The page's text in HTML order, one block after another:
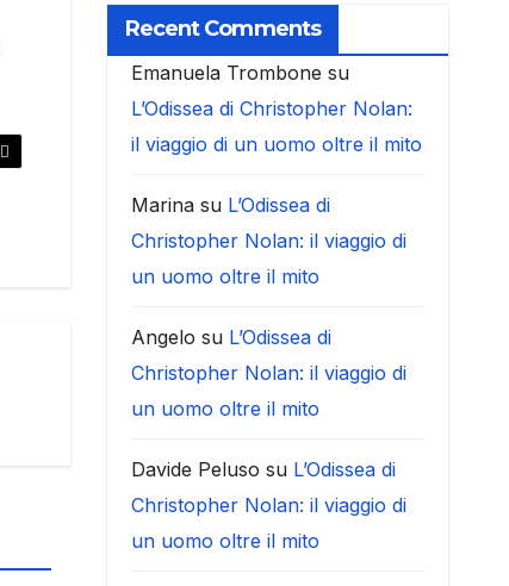
Recent Comments
Emanuela Trombone su
L’Odissea di Christopher Nolan:
il viaggio di un uomo oltre il mito
Marinasu L’Odissea di
Christopher Nolan: il viaggio di
un uomo oltre il mito
Angelo su L’Odissea di
Christopher Nolan: il viaggio di
un uomo oltre il mito
Davide Peluso su L’Odissea di
Christopher Nolan: il viaggio di
un uomo oltre il mito